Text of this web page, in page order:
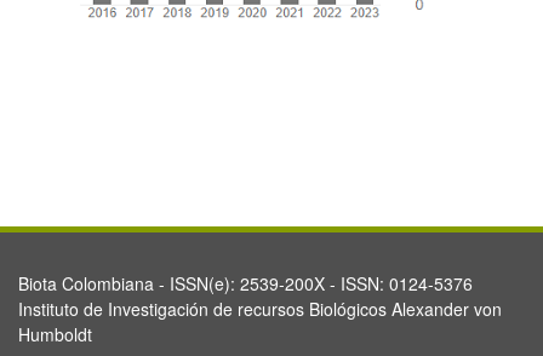
Biota Colombiana - ISSN(e): 2539-200X - ISSN: 0124-5376
Instituto de Investigación de recursos Biológicos Alexander von
Humboldt